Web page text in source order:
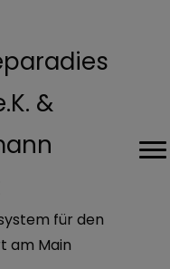
&
für den
am Main